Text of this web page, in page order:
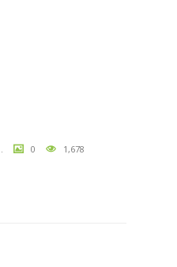
0 1,678